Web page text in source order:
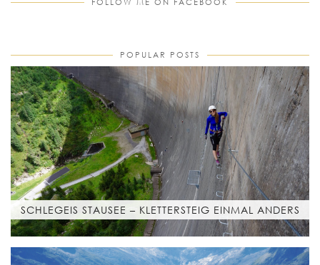
POPULAR POSTS
SCHLEGEIS STAUSEE – KLETTERSTEIG EINMAL ANDERS